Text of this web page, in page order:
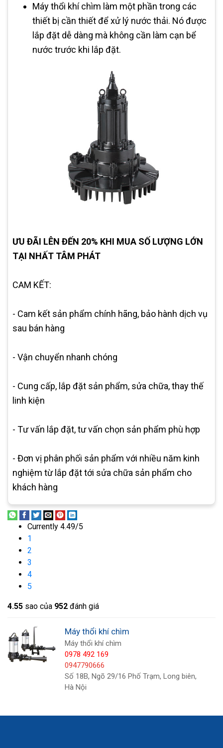
Máy thổi khí chìm làm một phần trong các
thiết bị cần thiết để xử lý nước thải. Nó được
lắp đặt dễ dàng mà không cần làm cạn bể
nước trước khi lắp đặt.
ƯU ĐÃI LÊN ĐẾN 20% KHI MUA SỐ LƯỢNG LỚN
TẠI NHẤT TÂM PHÁT
CAM KẾT:
- Cam kết sản phẩm chính hãng, bảo hành dịch vụ
sau bán hàng
- Vận chuyển nhanh chóng
- Cung cấp, lắp đặt sản phẩm, sửa chữa, thay thế
linh kiện
- Tư vấn lắp đặt, tư vấn chọn sản phẩm phù hợp
- Đơn vị phân phối sản phẩm với nhiều năm kinh
nghiệm từ lắp đặt tới sửa chữa sản phẩm cho
khách hàng
Currently 4.49/5
1
2
3
4
5
4.55 sao của 952 đánh giá
Máy thổi khí chìm
Máy thổi khí chìm
0978 492 169
0947790666
Số 18B, Ngõ 29/16 Phố Trạm, Long biên,
Hà Nội